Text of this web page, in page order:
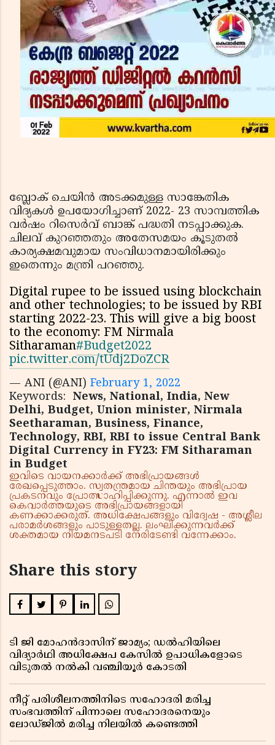
ബ്ലോക് ചെയിന്‍ അടക്കമുള്ള സാങ്കേതിക
വിദ്യകള്‍ ഉപയോഗിച്ചാണ് 2022- 23 സാമ്പത്തിക
വര്‍ഷം റിസെര്‍വ് ബാങ്ക് പദ്ധതി നടപ്പാക്കുക.
ചിലവ് കുറഞ്ഞതും അതേസമയം കൂടുതല്‍
കാര്യക്ഷമവുമായ സംവിധാനമായിരിക്കും
ഇതെന്നും മന്ത്രി പറഞ്ഞു.
Digital rupee to be issued using blockchain
and other technologies; to be issued by RBI
starting 2022-23. This will give a big boost
to the economy: FM Nirmala
Sitharaman#Budget2022
pic.twitter.com/tUdj2DoZCR
— ANI (@ANI) February 1, 2022
Keywords: News, National, India, New
Delhi, Budget, Union minister, Nirmala
Seetharaman, Business, Finance,
Technology, RBI, RBI to issue Central Bank
Digital Currency in FY23: FM Sitharaman
in Budget
ഇവിടെ വായനക്കാർക്ക് അഭിപ്രായങ്ങൾ
രേഖപ്പെടുത്താം. സ്വതന്ത്രമായ ചിന്തയും അഭിപ്രായ
പ്രകടനവും പ്രോത്സാഹിപ്പിക്കുന്നു. എന്നാൽ ഇവ
കെവാർത്തയുടെ അഭിപ്രായങ്ങളായി
കണക്കാക്കരുത്. അധിക്ഷേപങ്ങളും വിദ്വേഷ - അശ്ലീല
പരാമർശങ്ങളും പാടുള്ളതല്ല. ലംഘിക്കുന്നവർക്ക്
ശക്തമായ നിയമനടപടി നേരിടേണ്ടി വന്നേക്കാം.
Share this story
ടി ജി മോഹൻദാസിന് ജാമ്യം; ഡൽഹിയിലെ
വിദ്യാർഥി അധിക്ഷേപ കേസിൽ ഉപാധികളോടെ
വിടുതൽ നൽകി വഞ്ചിയൂർ കോടതി
നീറ്റ് പരിശീലനത്തിനിടെ സഹോദരി മരിച്ച
സംഭവത്തിന് പിന്നാലെ സഹോദരനെയും
ലോഡ്ജിൽ മരിച്ച നിലയിൽ കണ്ടെത്തി